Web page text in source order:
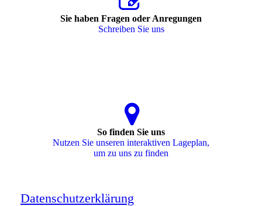
Sie haben Fragen oder Anregungen
Schreiben Sie uns
So finden Sie uns
Nutzen Sie unseren interaktiven La­ge­plan,
um zu uns zu finden
Datenschutzerklärung